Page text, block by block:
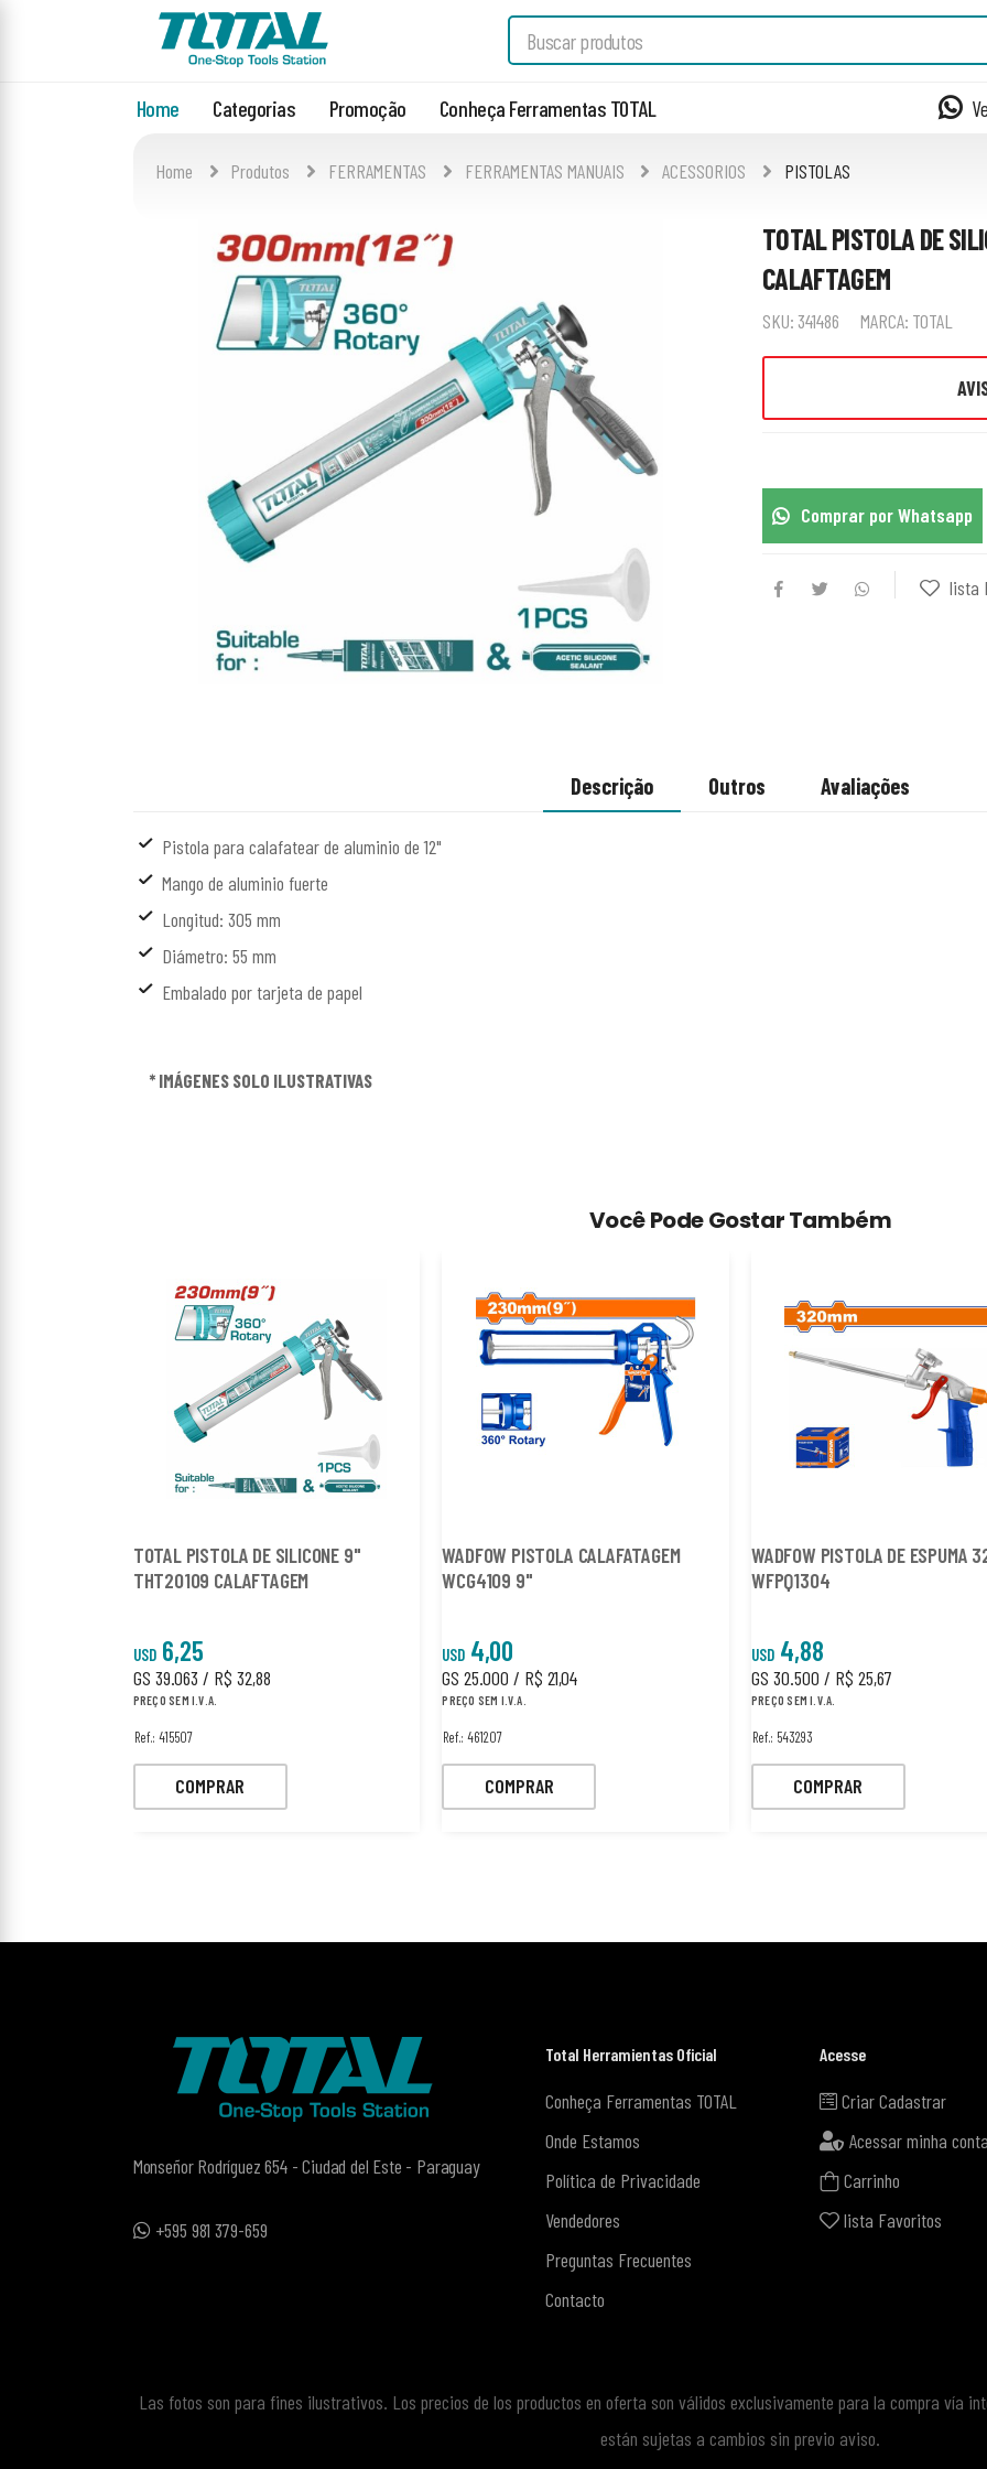
Home Categorias Promoção Conheça Ferramentas TOTAL
Home Produtos FERRAMENTAS FERRAMENTAS MANUAIS ACESSORIOS PISTOLAS
TOTAL PISTOLA DE
CALAFTAGEM
SKU: 341486 MARCA: TOTAL
Comprar por Whatsapp
lista
Descrição Outros Avaliações
Pistola para calafatear de aluminio de 12"
Mango de aluminio fuerte
Longitud: 305 mm
Diámetro: 55 mm
Embalado por tarjeta de papel
* IMÁGENES SOLO ILUSTRATIVAS
Você Pode Gostar Também
TOTAL PISTOLA DE SILICONE 9"
THT20109 CALAFTAGEM
USD 6,25
GS 39.063 / R$ 32,88
PREÇO SEM I.V.A.
Ref.: 415507
COMPRAR
WADFOW PISTOLA CALAFATAGEM
WCG4109 9"
USD 4,00
GS 25.000 / R$ 21,04
PREÇO SEM I.V.A.
Ref.: 461207
COMPRAR
WADFOW PISTOLA DE ESPUMA
WFPQ1304
USD 4,88
GS 30.500 / R$ 25,67
PREÇO SEM I.V.A.
Ref.: 543293
COMPRAR
Monseñor Rodríguez 654 - Ciudad del Este - Paraguay
+595 981 379-659
Total Herramientas Oficial
Conheça Ferramentas TOTAL
Onde Estamos
Política de Privacidade
Vendedores
Preguntas Frecuentes
Contacto
Acesse
Criar Cadastrar
Acessar minha conta
Carrinho
lista Favoritos
Las fotos son para fines ilustrativos. Los precios de los productos en oferta son válidos exclusivamente para la compra vía
están sujetas a cambios sin previo aviso.